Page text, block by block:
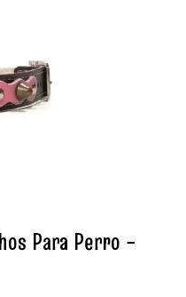
Para Perro –